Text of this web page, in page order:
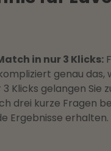
in nur 3 Klicks:
genau das,
3 Klicks gelangen Sie
drei kurze Fragen
Ergebnisse erhalten.